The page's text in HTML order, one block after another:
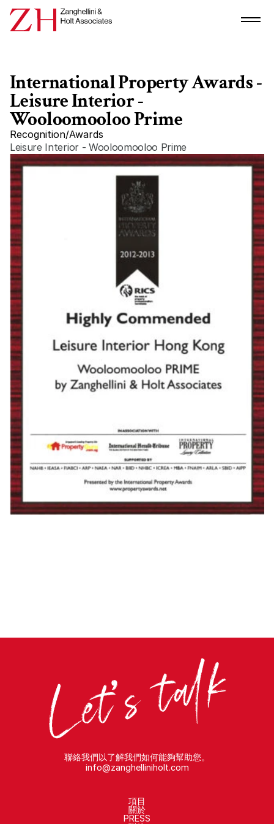
Recognition/Awards
International Property Awards -
Leisure Interior -
Wooloomooloo Prime
Leisure Interior - Wooloomooloo Prime
聯絡我們以了解我們如何能夠幫助您。
info@zanghelliniholt.com
項目
關於
PRESS